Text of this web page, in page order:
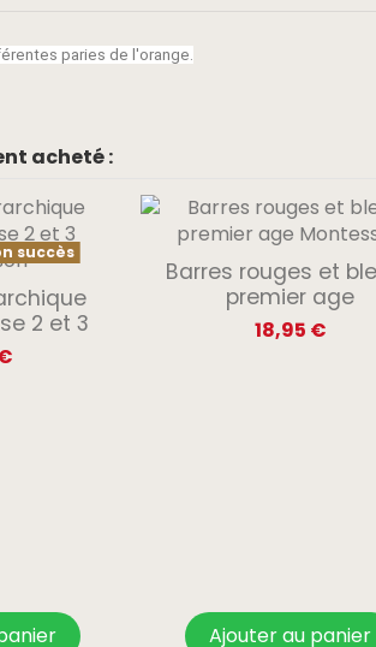
paries de l'orange.
acheté :
succès
2 et 3
Barres rouges et
premier age
18,95 €
Ajouter au panier